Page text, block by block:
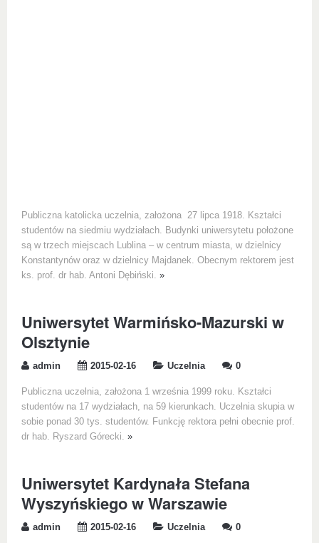
Publiczna katolicka uczelnia, założona 27 lipca 1918. Kształci
studentów na siedmiu wydziałach. Budynki uniwersytetu położone
są w trzech miejscach Lublina – w centrum miasta, w dzielnicy
Konstantynów oraz w dzielnicy Majdanek. Obecnym rektorem jest
ks. prof. dr hab. Antoni Dębiński. »
Uniwersytet Warmińsko-Mazurski w
Olsztynie
admin 2015-02-16 Uczelnia 0
Publiczna uczelnia, założona 1 września 1999 roku. Kształci
studentów na 17 wydziałach, na 59 kierunkach. Uczelnia skupia w
sobie ponad 30 tys. studentów. Funkcję rektora pełni obecnie prof.
dr hab. Ryszard Górecki. »
Uniwersytet Kardynała Stefana
Wyszyńskiego w Warszawie
admin 2015-02-16 Uczelnia 0